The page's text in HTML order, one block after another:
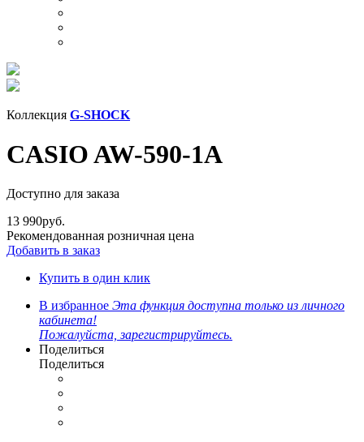
Коллекция G-SHOCK
CASIO AW-590-1A
Доступно для заказа
13 990руб.
Рекомендованная розничная цена
Добавить в заказ
Купить в один клик
В избранное Эта функция доступна только из личного
кабинета!
Пожалуйста, зарегистрируйтесь.
Поделиться
Поделиться